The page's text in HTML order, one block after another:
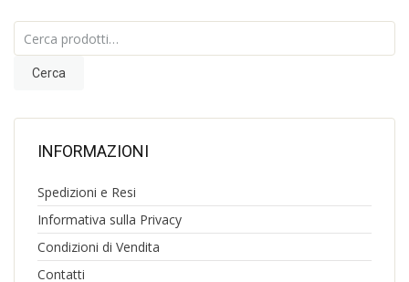
Cerca
INFORMAZIONI
Spedizioni e Resi
Informativa sulla Privacy
Condizioni di Vendita
Contatti